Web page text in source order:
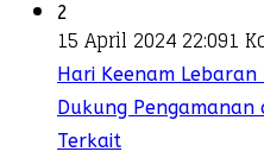
2
15 April 2024 22:091
Hari Keenam
Dukung Pengamanan
Terkait